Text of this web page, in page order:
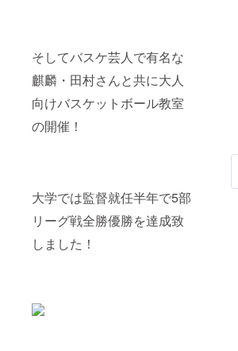
そしてバスケ芸人で有名な
麒麟・田村さんと共に大人
向けバスケットボール教室
の開催！
大学では監督就任半年で5部
リーグ戦全勝優勝を達成致
しました！